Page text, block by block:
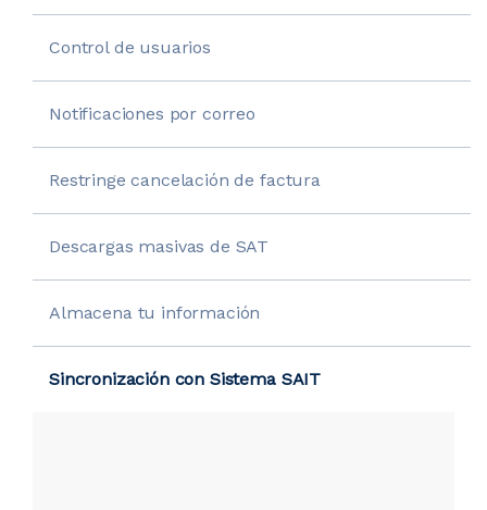
Control de usuarios
Notificaciones por correo
Restringe cancelación de factura
Descargas masivas de SAT
Almacena tu información
Sincronización con Sistema SAIT